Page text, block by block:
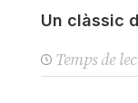
Un clàssic
Temps de